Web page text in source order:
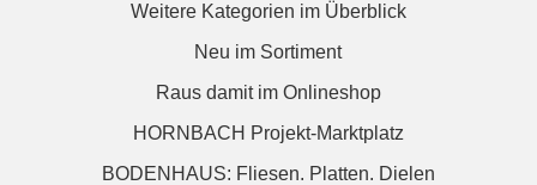
Weitere Kategorien im Überblick
Neu im Sortiment
Raus damit im Onlineshop
HORNBACH Projekt-Marktplatz
BODENHAUS: Fliesen. Platten. Dielen